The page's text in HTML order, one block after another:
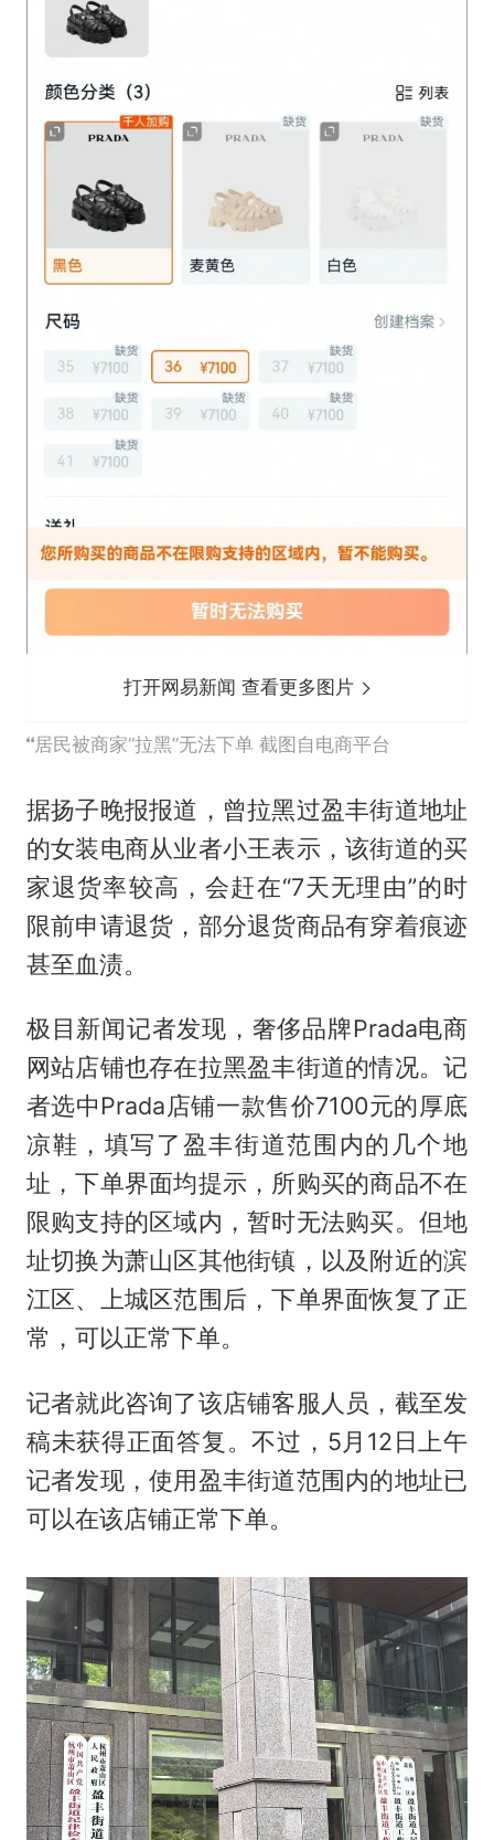
打开网易新闻 查看更多图片
居民被商家“拉黑”无法下单 截图自电商平台
据扬子晚报报道，曾拉黑过盈丰街道地址
的女装电商从业者小王表示，该街道的买
家退货率较高，会赶在“7天无理由”的时
限前申请退货，部分退货商品有穿着痕迹
甚至血渍。
极目新闻记者发现，奢侈品牌Prada电商
网站店铺也存在拉黑盈丰街道的情况。记
者选中Prada店铺一款售价7100元的厚底
凉鞋，填写了盈丰街道范围内的几个地
址，下单界面均提示，所购买的商品不在
限购支持的区域内，暂时无法购买。但地
址切换为萧山区其他街镇，以及附近的滨
江区、上城区范围后，下单界面恢复了正
常，可以正常下单。
记者就此咨询了该店铺客服人员，截至发
稿未获得正面答复。不过，5月12日上午
记者发现，使用盈丰街道范围内的地址已
可以在该店铺正常下单。